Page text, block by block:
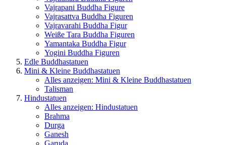
Vajrapani Buddha Figure
Vajrasattva Buddha Figuren
Vajravarahi Buddha Figur
Weiße Tara Buddha Figuren
Yamantaka Buddha Figur
Yogini Buddha Figuren
Edle Buddhastatuen
Mini & Kleine Buddhastatuen
Alles anzeigen: Mini & Kleine Buddhastatuen
Talisman
Hindustatuen
Alles anzeigen: Hindustatuen
Brahma
Durga
Ganesh
Garuda